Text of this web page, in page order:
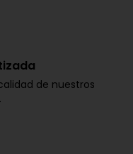
de nuestros